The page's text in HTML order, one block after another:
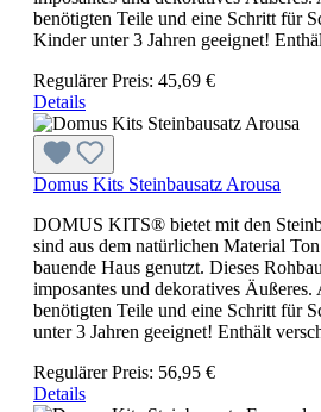
benötigten Teile und eine Schritt für
Kinder unter 3 Jahren geeignet!
Regulärer Preis: 45,69 €
Details
Domus Kits Steinbausatz Arousa
DOMUS KITS® bietet mit den
sind aus dem natürlichen Material
bauende Haus genutzt. Dieses
imposantes und dekoratives
benötigten Teile und eine Schritt für
unter 3 Jahren geeignet! Enthält
Regulärer Preis: 56,95 €
Details